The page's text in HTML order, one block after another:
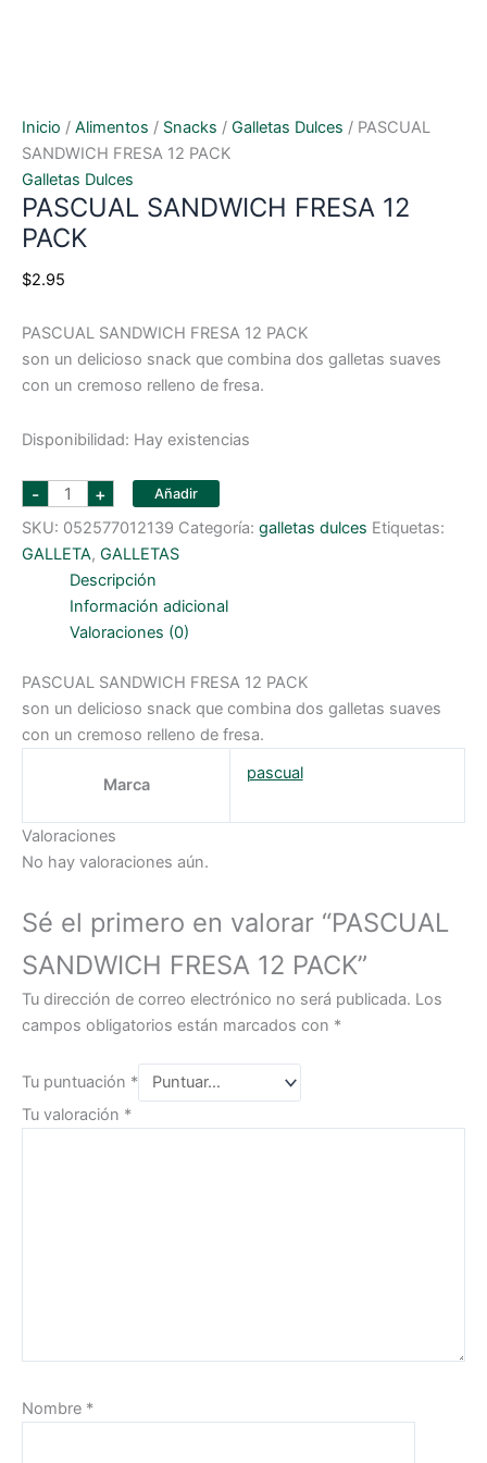
Inicio / Alimentos / Snacks / Galletas Dulces / PASCUAL
SANDWICH FRESA 12 PACK
Galletas Dulces
PASCUAL SANDWICH FRESA 12
PACK
$2.95
PASCUAL SANDWICH FRESA 12 PACK
son un delicioso snack que combina dos galletas suaves
con un cremoso relleno de fresa.
Disponibilidad: Hay existencias
- PASCUAL
SANDWICH
FRESA
12
PACK
cantidad
+ Añadir
SKU: 052577012139 Categoría: galletas dulces Etiquetas:
GALLETA, GALLETAS
Descripción
Información adicional
Valoraciones (0)
PASCUAL SANDWICH FRESA 12 PACK
son un delicioso snack que combina dos galletas suaves
con un cremoso relleno de fresa.
Marca
pascual
Valoraciones
No hay valoraciones aún.
Sé el primero en valorar “PASCUAL
SANDWICH FRESA 12 PACK”
Tu dirección de correo electrónico no será publicada. Los
campos obligatorios están marcados con *
Tu puntuación *
Tu valoración *
Nombre *